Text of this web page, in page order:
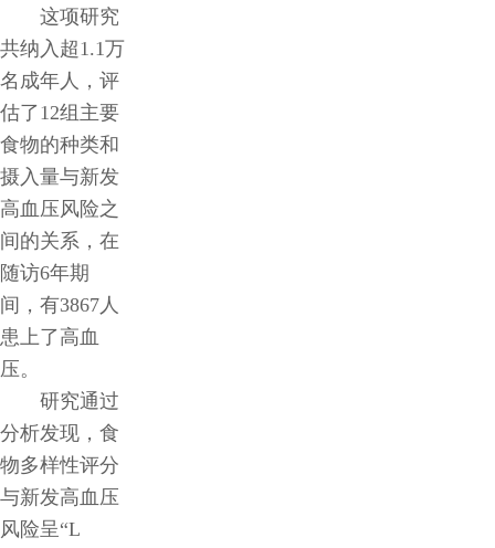
这项研究
共纳入超1.1万
名成年人，评
估了12组主要
食物的种类和
摄入量与新发
高血压风险之
间的关系，在
随访6年期
间，有3867人
患上了高血
压。
研究通过
分析发现，食
物多样性评分
与新发高血压
风险呈“L